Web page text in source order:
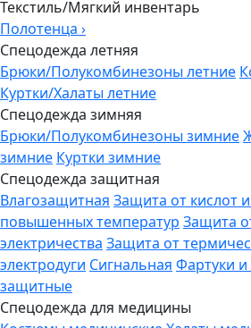
Текстиль/Мягкий инвентарь
Полотенца ›
Спецодежда летняя
Брюки/Полукомбинезоны летние
Куртки/Халаты летние
Спецодежда зимняя
Брюки/Полукомбинезоны зимние
зимние Куртки зимние
Спецодежда защитная
Влагозащитная Защита от кислот
повышенных температур Защита
электричества Защита от
электродуги Сигнальная Фартуки и
защитные
Спецодежда для медицины